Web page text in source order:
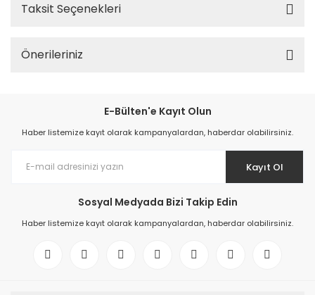
Taksit Seçenekleri
Önerileriniz
E-Bülten'e Kayıt Olun
Haber listemize kayıt olarak kampanyalardan, haberdar olabilirsiniz.
Kayıt Ol
Sosyal Medyada Bizi Takip Edin
Haber listemize kayıt olarak kampanyalardan, haberdar olabilirsiniz.